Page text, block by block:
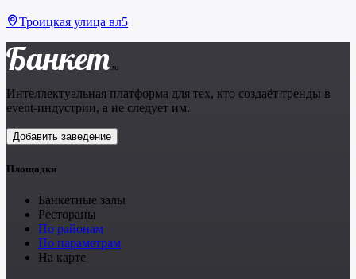
Троицкая улица вл5
Банкет.ru
Интеллектуальная платформа для тех, кто создаёт тренды в
event-индустрии, а не следует им.
Добавить заведение
Площадки
Банкетные залы
Рестораны
По районам
По параметрам
На карте